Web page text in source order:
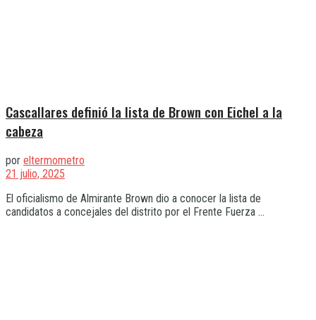
Cascallares definió la lista de Brown con Eichel a la
cabeza
por eltermometro
21 julio, 2025
El oficialismo de Almirante Brown dio a conocer la lista de
candidatos a concejales del distrito por el Frente Fuerza ...